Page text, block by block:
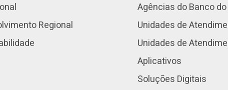
Regional
Agências do Banco
Unidades de
Unidades de
Aplicativos
Soluções Digitais